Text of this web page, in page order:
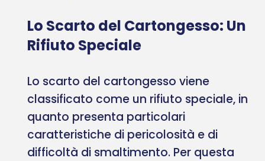
Lo Scarto del Cartongesso: Un
Rifiuto Speciale
Lo scarto del cartongesso viene
classificato come un rifiuto speciale, in
quanto presenta particolari
caratteristiche di pericolosità e di
difficoltà di smaltimento. Per questa